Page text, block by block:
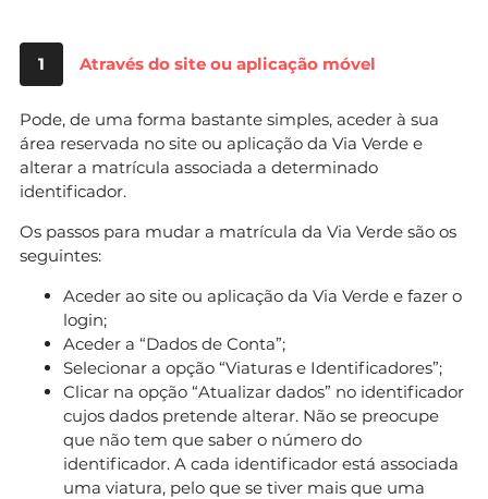
1 Através do site ou aplicação móvel
Pode, de uma forma bastante simples, aceder à sua
área reservada no site ou aplicação da Via Verde e
alterar a matrícula associada a determinado
identificador.
Os passos para mudar a matrícula da Via Verde são os
seguintes:
Aceder ao site ou aplicação da Via Verde e fazer o
login;
Aceder a “Dados de Conta”;
Selecionar a opção “Viaturas e Identificadores”;
Clicar na opção “Atualizar dados” no identificador
cujos dados pretende alterar. Não se preocupe
que não tem que saber o número do
identificador. A cada identificador está associada
uma viatura, pelo que se tiver mais que uma